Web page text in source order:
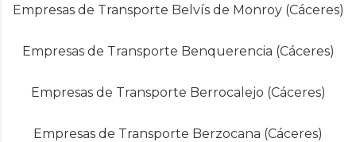
Empresas de Transporte Belvís de Monroy (Cáceres)
Empresas de Transporte Benquerencia (Cáceres)
Empresas de Transporte Berrocalejo (Cáceres)
Empresas de Transporte Berzocana (Cáceres)